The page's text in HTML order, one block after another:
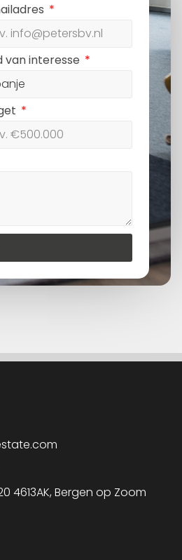
van interesse
4613AK, Bergen op Zoom